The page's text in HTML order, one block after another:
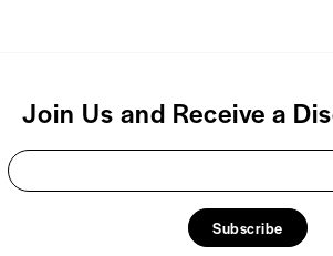
Join Us and Receive a
Subscribe